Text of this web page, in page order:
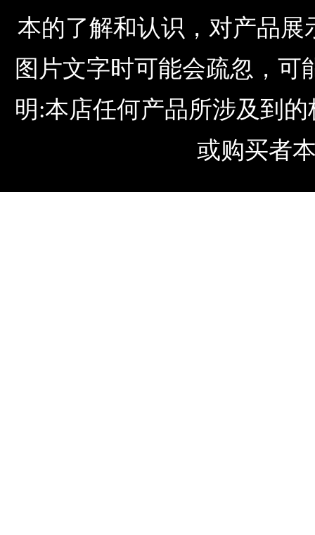
本的了解和认识，对产品
图片文字时可能会疏忽，
明:本店任何产品所涉及到
或购买者